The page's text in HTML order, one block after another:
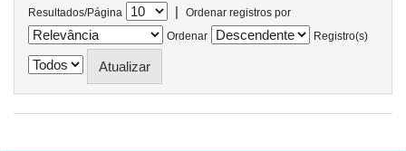
Resultados/Página |
Ordenar registros por
Ordenar
Registro(s)